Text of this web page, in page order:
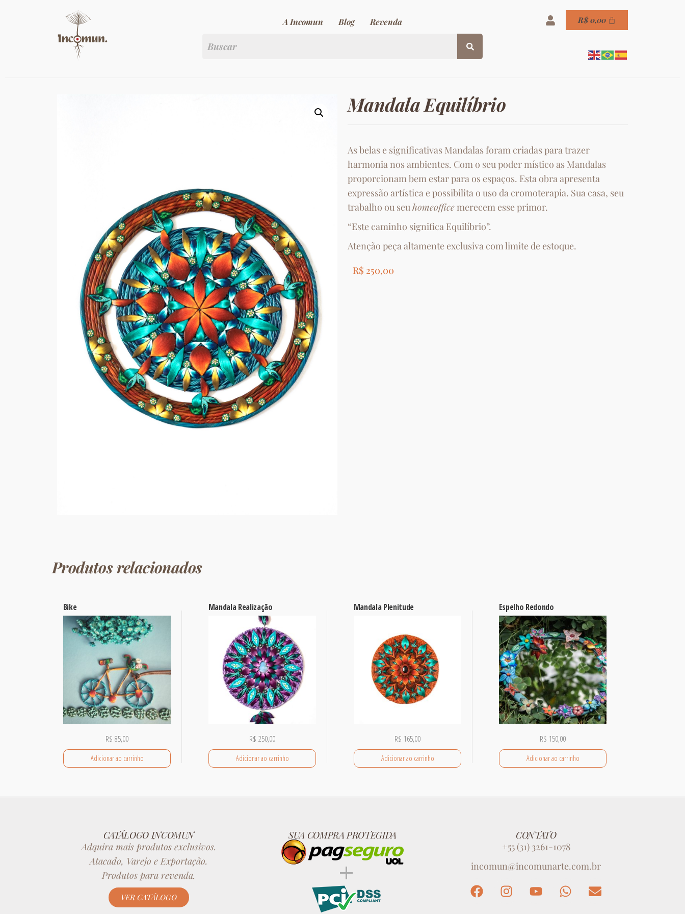
A Incomun Blog Revenda R$0,00
Mandala Equilíbrio
As belas e significativas Mandalas foram criadas para trazer
harmonia nos ambientes. Com o seu poder místico as Mandalas
proporcionam bem estar para os espaços. Esta obra apresenta
expressão artística e possibilita o uso da cromoterapia. Sua casa, seu
trabalho ou seuhomeofficemerecem esse primor.
“Este caminho significa Equilíbrio”.
Atenção peça altamente exclusiva com limite de estoque.
R$ 250,00
Produtos relacionados
Bike
R$ 85,00
Adicionar ao carrinho
Mandala Realização
R$ 250,00
Adicionar ao carrinho
Mandala Plenitude
R$ 165,00
Adicionar ao carrinho
Espelho Redondo
R$ 150,00
Adicionar ao carrinho
CATÁLOGO INCOMUN
Adquira mais produtos exclusivos.
Atacado, Varejo e Exportação.
Produtos para revenda.
VER CATÁLOGO
SUA COMPRA PROTEGIDA
CONTATO
+55 (31) 3261-1078
incomun@incomunarte.com.br